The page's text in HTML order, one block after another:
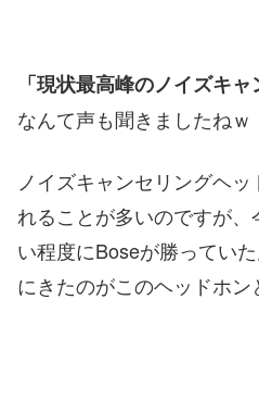
「現状最高峰のノイズキ
なんて声も聞きましたねｗ
ノイズキャンセリングヘ
れることが多いのですが
い程度にBoseが勝ってい
にきたのがこのヘッドホン